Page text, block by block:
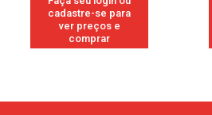
cadastre-se para
ver preços e
comprar